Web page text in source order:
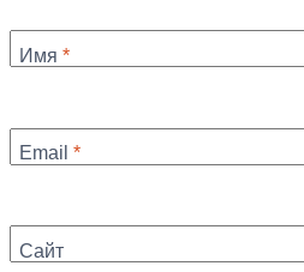
Имя *
Email *
Сайт